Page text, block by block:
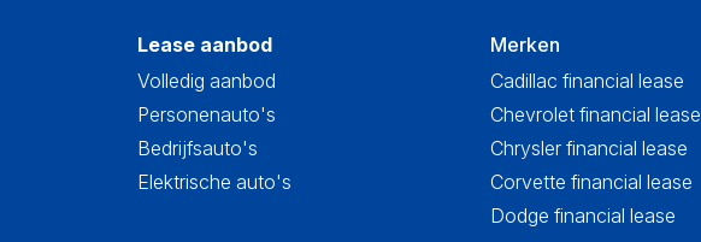
Lease aanbod
Volledig aanbod
Personenauto's
Bedrijfsauto's
Elektrische auto's
Merken
Cadillac financial lease
Chevrolet financial lease
Chrysler financial lease
Corvette financial lease
Dodge financial lease